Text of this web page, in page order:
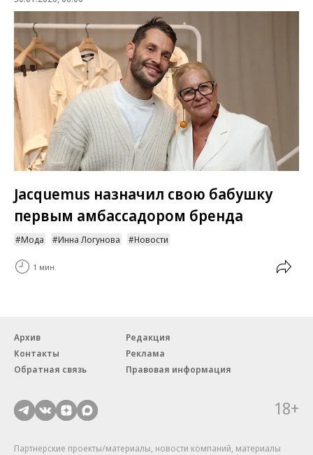
Jacquemus назначил свою бабушку
первым амбассадором бренда
Мода Инна Логунова Новости
1 мин.
Архив
Редакция
Контакты
Реклама
Обратная связь
Правовая информация
18+
Партнерские проекты/материалы, новости компаний, материалы